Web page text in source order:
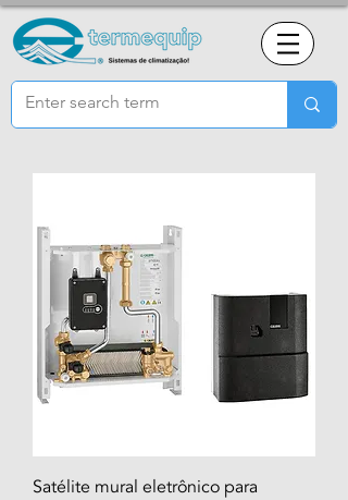
Satélite mural eletrônico para